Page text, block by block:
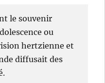
le souvenir
ou
hertzienne et
diffusait des